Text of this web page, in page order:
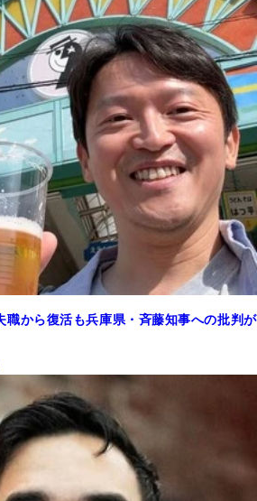
職から復活も兵庫県・斉藤知事への批判が